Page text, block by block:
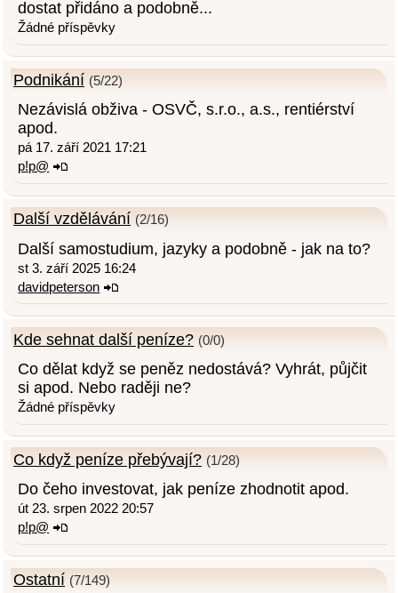
dostat přidáno a podobně...
Žádné příspěvky
Podnikání (5/22)
Nezávislá obživa - OSVČ, s.r.o., a.s., rentiérství
apod.
pá 17. září 2021 17:21
p!p@
Další vzdělávání (2/16)
Další samostudium, jazyky a podobně - jak na to?
st 3. září 2025 16:24
davidpeterson
Kde sehnat další peníze? (0/0)
Co dělat když se peněz nedostává? Vyhrát, půjčit
si apod. Nebo raději ne?
Žádné příspěvky
Co když peníze přebývají? (1/28)
Do čeho investovat, jak peníze zhodnotit apod.
út 23. srpen 2022 20:57
p!p@
Ostatní (7/149)